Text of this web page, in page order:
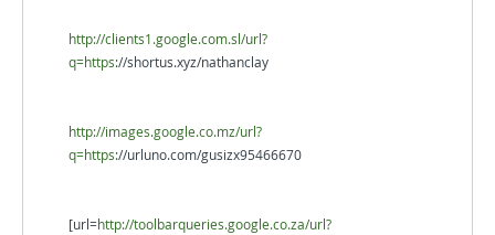
http://clients1.google.com.sl/url?
q=https://shortus.xyz/nathanclay
http://images.google.co.mz/url?
q=https://urluno.com/gusizx95466670
[url=http://toolbarqueries.google.co.za/url?